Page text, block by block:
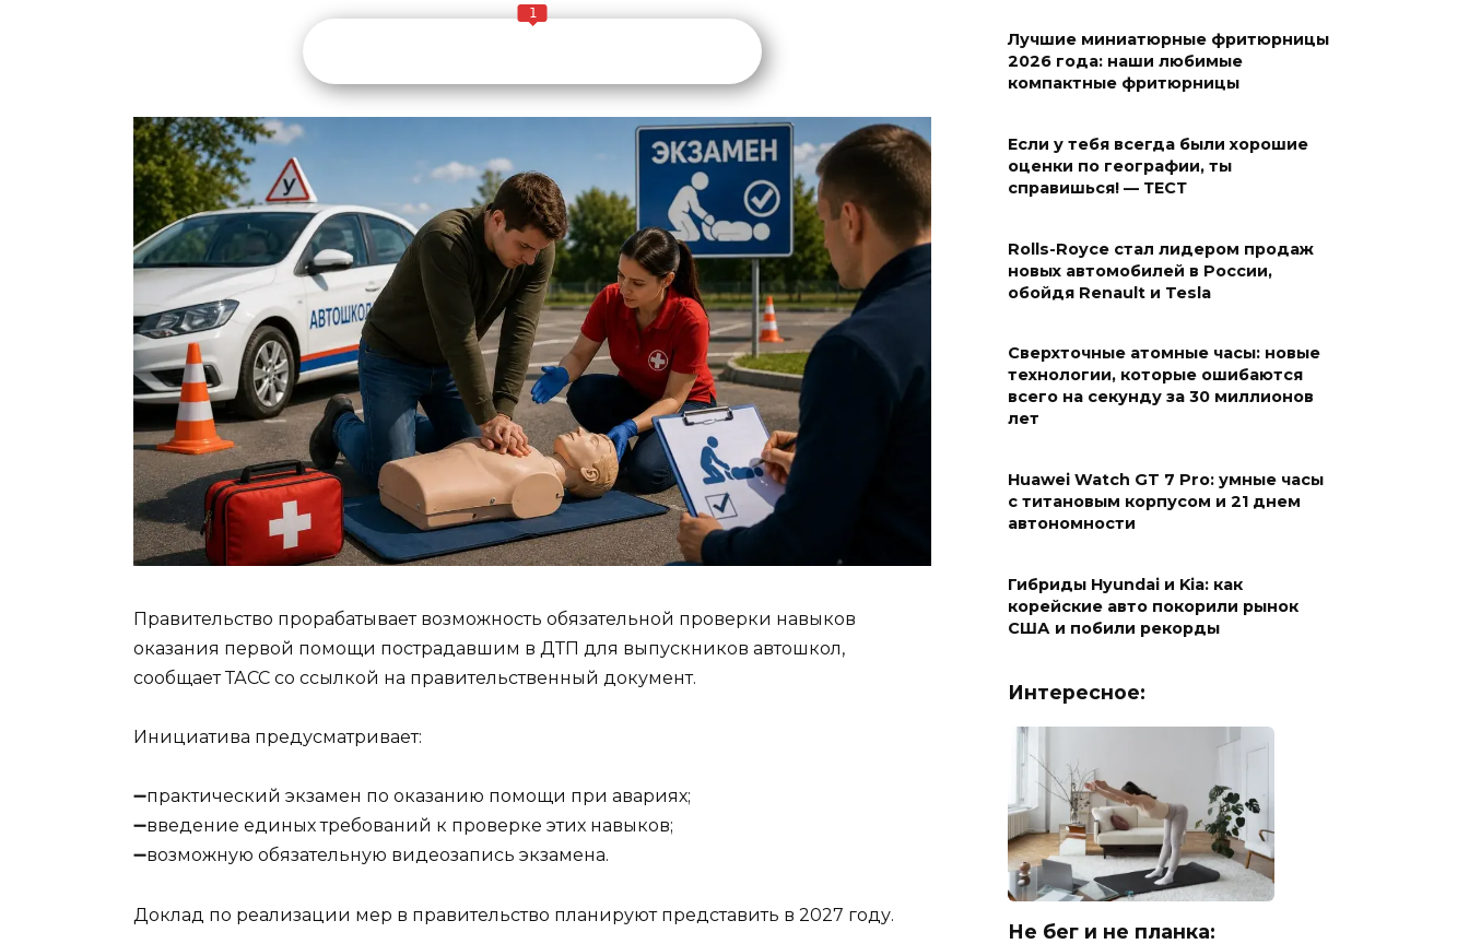
1
Правительство прорабатывает возможность обязательной проверки навыков
оказания первой помощи пострадавшим в ДТП для выпускников автошкол,
сообщает ТАСС со ссылкой на правительственный документ.
Инициатива предусматривает:
➖практический экзамен по оказанию помощи при авариях;
➖введение единых требований к проверке этих навыков;
➖возможную обязательную видеозапись экзамена.
Доклад по реализации мер в правительство планируют представить в 2027 году.
Лучшие миниатюрные фритюрницы
2026 года: наши любимые
компактные фритюрницы
Если у тебя всегда были хорошие
оценки по географии, ты
справишься! — ТЕСТ
Rolls-Royce стал лидером продаж
новых автомобилей в России,
обойдя Renault и Tesla
Сверхточные атомные часы: новые
технологии, которые ошибаются
всего на секунду за 30 миллионов
лет
Huawei Watch GT 7 Pro: умные часы
с титановым корпусом и 21 днем
автономности
Гибриды Hyundai и Kia: как
корейские авто покорили рынок
США и побили рекорды
Интересное:
Не бег и не планка: